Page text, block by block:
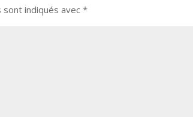
sont indiqués avec*